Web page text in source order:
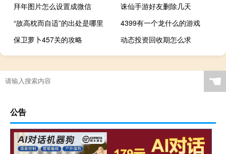
拜年图片怎么设置成微信
诛仙手游好友删除几天
“故高枕而自适”的出处是哪里
4399有一个龙什么的游戏
保卫萝卜457关的攻略
动态投资回收期怎么求
☚
公告